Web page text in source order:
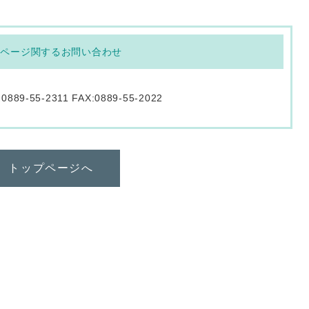
ージ関するお問い合わせ
55-2311 FAX:0889-55-2022
トップページへ